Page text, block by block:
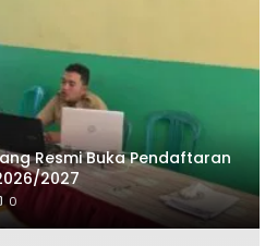
Resmi Buka Pendaftaran
2027
0